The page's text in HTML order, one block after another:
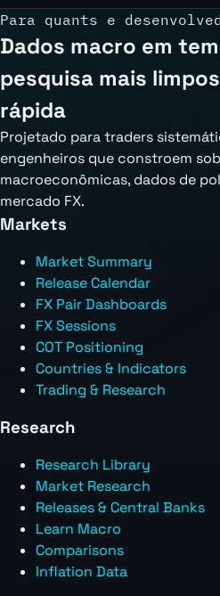
Para quants e
Dados macro em
pesquisa mais
rápida
Projetado para traders
engenheiros que constroem
macroeconômicas, dados de
mercado FX.
Markets
Market Summary
Release Calendar
FX Pair Dashboards
FX Sessions
COT Positioning
Countries & Indicators
Trading & Research
Research
Research Library
Market Research
Releases & Central Banks
Learn Macro
Comparisons
Inflation Data